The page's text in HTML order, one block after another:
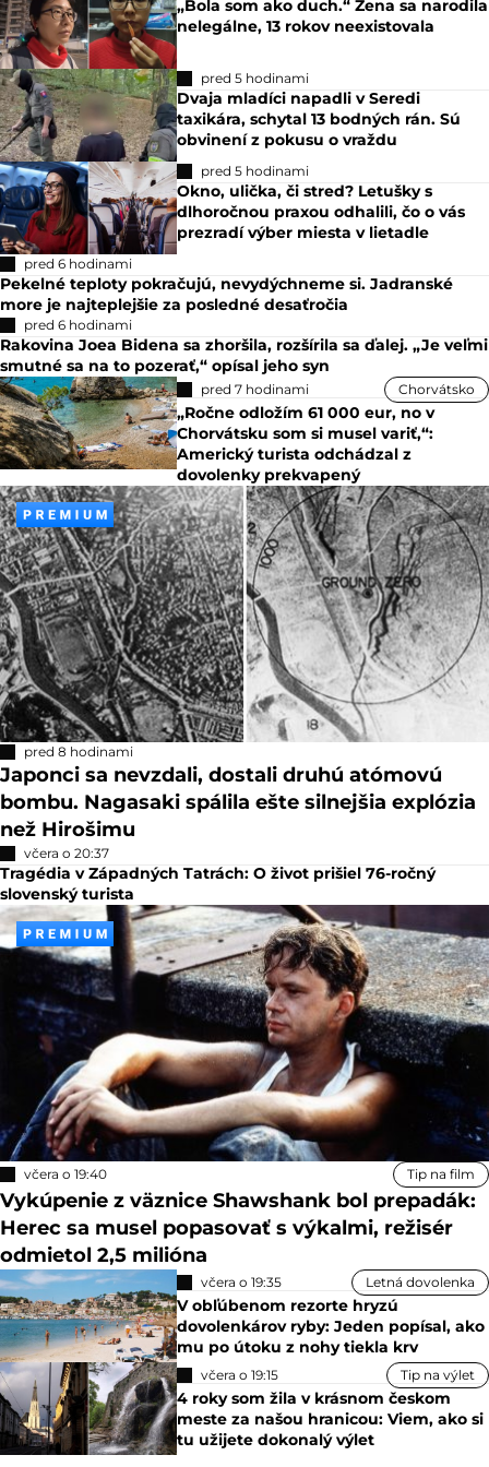
„Bola som ako duch.“ Žena sa narodila
nelegálne, 13 rokov neexistovala
pred 5 hodinami
Dvaja mladíci napadli v Seredi
taxikára, schytal 13 bodných rán. Sú
obvinení z pokusu o vraždu
pred 5 hodinami
Okno, ulička, či stred? Letušky s
dlhoročnou praxou odhalili, čo o vás
prezradí výber miesta v lietadle
pred 6 hodinami
Pekelné teploty pokračujú, nevydýchneme si. Jadranské
more je najteplejšie za posledné desaťročia
pred 6 hodinami
Rakovina Joea Bidena sa zhoršila, rozšírila sa ďalej. „Je veľmi
smutné sa na to pozerať,“ opísal jeho syn
pred 7 hodinami Chorvátsko
„Ročne odložím 61 000 eur, no v
Chorvátsku som si musel variť,“:
Americký turista odchádzal z
dovolenky prekvapený
pred 8 hodinami
Japonci sa nevzdali, dostali druhú atómovú
bombu. Nagasaki spálila ešte silnejšia explózia
než Hirošimu
včera o 20:37
Tragédia v Západných Tatrách: O život prišiel 76-ročný
slovenský turista
včera o 19:40 Tip na film
Vykúpenie z väznice Shawshank bol prepadák:
Herec sa musel popasovať s výkalmi, režisér
odmietol 2,5 milióna
včera o 19:35 Letná dovolenka
V obľúbenom rezorte hryzú
dovolenkárov ryby: Jeden popísal, ako
mu po útoku z nohy tiekla krv
včera o 19:15 Tip na výlet
4 roky som žila v krásnom českom
meste za našou hranicou: Viem, ako si
tu užijete dokonalý výlet